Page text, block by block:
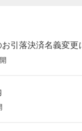
引落決済名義変更